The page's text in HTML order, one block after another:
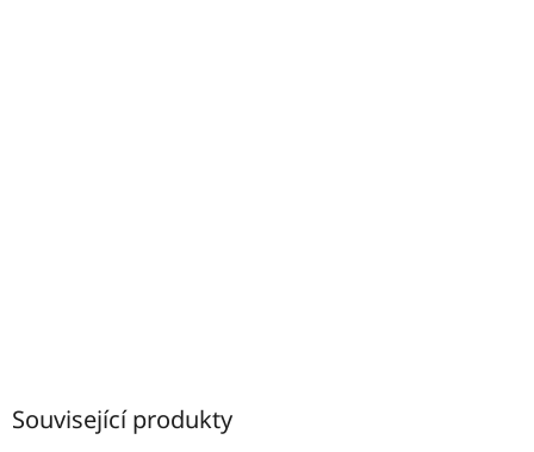
Související produkty